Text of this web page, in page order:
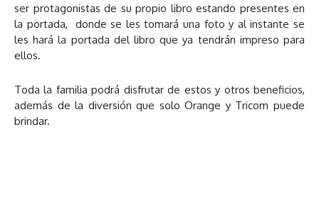
ser protagonistas de su propio libro estando presentes en
la portada, donde se les tomará una foto y al instante se
les hará la portada del libro que ya tendrán impreso para
ellos.
Toda la familia podrá disfrutar de estos y otros beneficios,
además de la diversión que solo Orange y Tricom puede
brindar.